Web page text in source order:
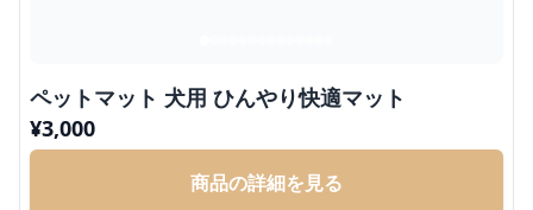
ペットマット 犬用 ひんやり快適マット
¥3,000
商品の詳細を見る